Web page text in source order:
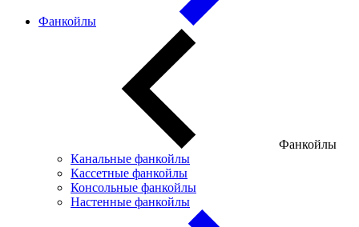
Фанкойлы
Фанкойлы
Канальные фанкойлы
Кассетные фанкойлы
Консольные фанкойлы
Настенные фанкойлы